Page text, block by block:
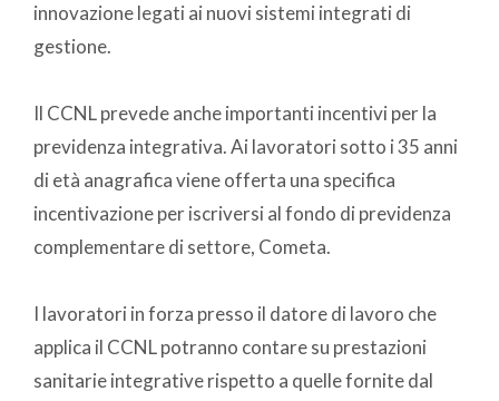
innovazione legati ai nuovi sistemi integrati di
gestione.
Il CCNL prevede anche importanti incentivi per la
previdenza integrativa. Ai lavoratori sotto i 35 anni
di età anagrafica viene offerta una specifica
incentivazione per iscriversi al fondo di previdenza
complementare di settore, Cometa.
I lavoratori in forza presso il datore di lavoro che
applica il CCNL potranno contare su prestazioni
sanitarie integrative rispetto a quelle fornite dal